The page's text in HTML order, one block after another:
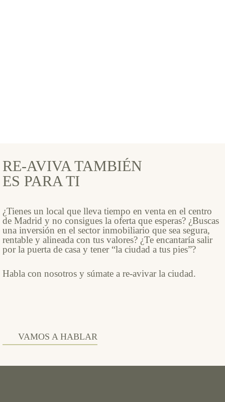
RE-AVIVA TAMBIÉN
ES PARA TI
¿Tienes un local que lleva tiempo en venta en el centro
de Madrid y no consigues la oferta que esperas? ¿Buscas
una inversión en el sector inmobiliario que sea segura,
rentable y alineada con tus valores? ¿Te encantaría salir
por la puerta de casa y tener “la ciudad a tus pies”?
Habla con nosotros y súmate a re-avivar la ciudad.
VAMOS A HABLAR